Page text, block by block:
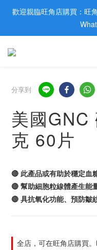
歡迎親臨旺角店購買：旺
歡迎親臨旺角店購買：旺
會員大升級 | 於12個月内
網站購買滿$500，免運費
歡迎親臨旺角店購買：旺
分享到
美國GNC
克 60片
🔴 此產品或有助於穩定血
🔴 幫助細胞粒線體產生能
🔴 具抗氧化功能、預防皺
全店，可在旺角店購買